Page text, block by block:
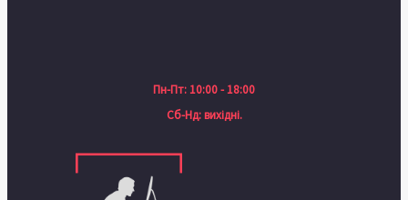
Пн-Пт: 10:00 - 18:00
Сб-Нд: вихідні.